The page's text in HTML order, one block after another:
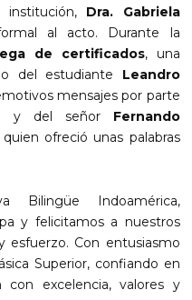
Dra. Gabriela
al acto. Durante la
de certificados, una
del estudiante Leandro
mensajes por parte
y del señor Fernando
ofreció unas palabras
Bilingüe Indoamérica,
y felicitamos a nuestros
esfuerzo. Con entusiasmo
Superior, confiando en
con excelencia, valores y